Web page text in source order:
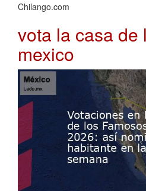
Chilango.com
vota la casa de
mexico